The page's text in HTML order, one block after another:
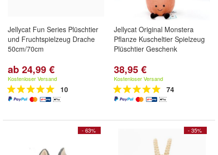
Jellycat Fun Series Plüschtier
und Fruchtspielzeug Drache
50cm/70cm
ab 24,99 €
Kostenloser Versand
10
Jellycat Original Monstera
Pflanze Kuscheltier Spielzeug
Plüschtier Geschenk
38,95 €
Kostenloser Versand
74
- 63% - 35%